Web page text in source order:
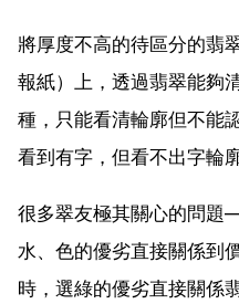
將厚度不高的待區分的翡
報紙）上，透過翡翠能夠
種，只能看清輪廓但不能
看到有字，但看不出字輪
很多翠友極其關心的問題
水、色的優劣直接關係到
時，選綠的優劣直接關係